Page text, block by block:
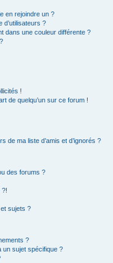
en rejoindre un ?
d’utilisateurs ?
dans une couleur différente ?
!
de quelqu’un sur ce forum !
de ma liste d’amis et d’ignorés ?
des forums ?
?!
sujets ?
?
un sujet spécifique ?